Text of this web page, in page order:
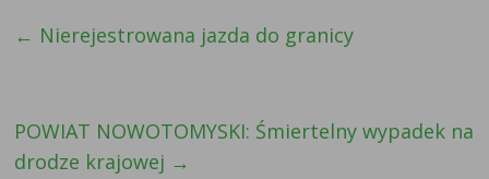
← Nierejestrowana jazda do granicy
POWIAT NOWOTOMYSKI: Śmiertelny wypadek na
drodze krajowej →